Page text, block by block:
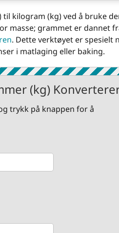
kilogram (kg) ved å bruke
masse; grammet er dannet
. Dette verktøyet er spesielt
i matlaging eller baking.
(kg)
trykk på knappen for å